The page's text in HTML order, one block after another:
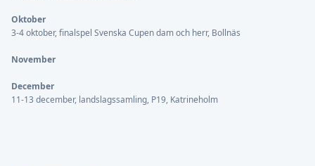
Oktober
3-4 oktober, finalspel Svenska Cupen dam och herr, Bollnäs
November
December
11-13 december, landslagssamling, P19, Katrineholm